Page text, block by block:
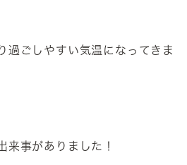
過ごしやすい気温になってきま
来事がありました！